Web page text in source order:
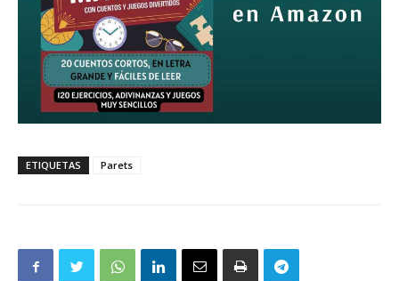
ETIQUETAS Parets